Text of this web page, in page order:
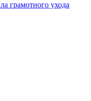
грамотного ухода